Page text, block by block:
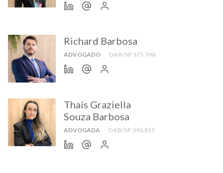
Richard Barbosa
ADVOGADO OAB/SP 375.798
Thaís Graziella
Souza Barbosa
ADVOGADA OAB/SP 390.815